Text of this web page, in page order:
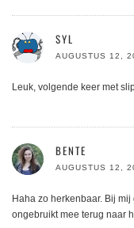
SYL
AUGUSTUS 12,
Leuk, volgende keer met
BENTE
AUGUSTUS 12,
Haha zo herkenbaar. Bij
ongebruikt mee terug naar